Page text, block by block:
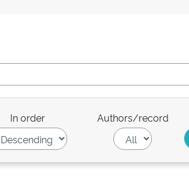
In order Authors/record